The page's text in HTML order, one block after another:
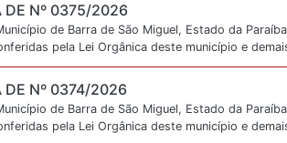
DE Nº 0375/2026
de Barra de São Miguel, Estado da
pela Lei Orgânica deste município e
DE Nº 0374/2026
de Barra de São Miguel, Estado da
pela Lei Orgânica deste município e